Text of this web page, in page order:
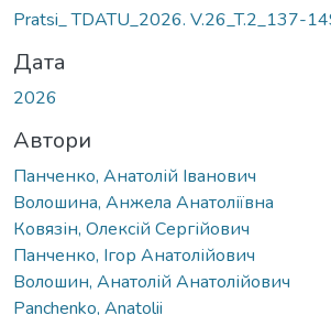
Pratsi_ TDATU_2026. V.26_T.2_137-
Дата
2026
Автори
Панченко, Анатолій Іванович
Волошина, Анжела Анатоліївна
Ковязін, Олексій Сергійович
Панченко, Ігор Анатолійович
Волошин, Анатолій Анатолійович
Panchenko, Anatolii